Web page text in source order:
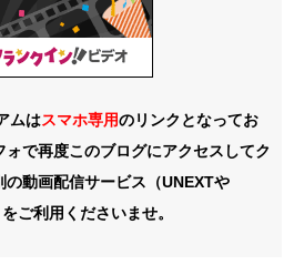
ムはスマホ専用のリンクとなってお
ォで再度このブログにアクセスしてク
の動画配信サービス（UNEXTや
ご利用くださいませ。